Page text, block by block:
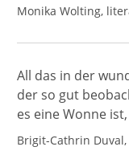
Monika Wolting,
All das in der
der so gut
es eine Wonne
Brigit-Cathrin